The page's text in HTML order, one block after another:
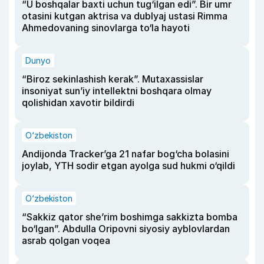
“U boshqalar baxti uchun tug‘ilgan edi”. Bir umr
otasini kutgan aktrisa va dublyaj ustasi Rimma
Ahmedovaning sinovlarga to‘la hayoti
Dunyo
“Biroz sekinlashish kerak”. Mutaxassislar
insoniyat sun’iy intellektni boshqara olmay
qolishidan xavotir bildirdi
O‘zbekiston
Andijonda Tracker’ga 21 nafar bog‘cha bolasini
joylab, YTH sodir etgan ayolga sud hukmi o‘qildi
O‘zbekiston
“Sakkiz qator she’rim boshimga sakkizta bomba
bo‘lgan”. Abdulla Oripovni siyosiy ayblovlardan
asrab qolgan voqea